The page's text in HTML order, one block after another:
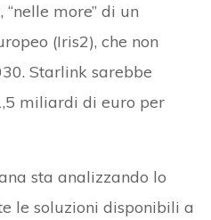
more” di un
(Iris2), che non
Starlink sarebbe
miliardi di euro per
sta analizzando lo
le soluzioni disponibili a